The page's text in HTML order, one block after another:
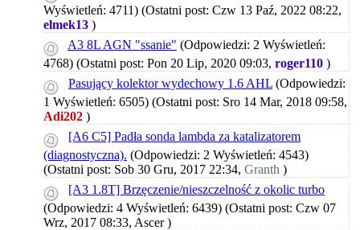
Wyświetleń: 4711) (Ostatni post: Czw 13 Paź, 2022 08:22,
elmek13 )
A3 8L AGN "ssanie" (Odpowiedzi: 2 Wyświetleń:
4768) (Ostatni post: Pon 20 Lip, 2020 09:03, roger110 )
Pasujący kolektor wydechowy 1.6 AHL (Odpowiedzi:
1 Wyświetleń: 6505) (Ostatni post: Sro 14 Mar, 2018 09:58,
Adi202 )
[A6 C5] Padła sonda lambda za katalizatorem
(diagnostyczna). (Odpowiedzi: 2 Wyświetleń: 4543)
(Ostatni post: Sob 30 Gru, 2017 22:34, Granth )
[A3 1.8T] Brzęczenie/nieszczelność z okolic turbo
(Odpowiedzi: 4 Wyświetleń: 6439) (Ostatni post: Czw 07
Wrz, 2017 08:33, Ascer)